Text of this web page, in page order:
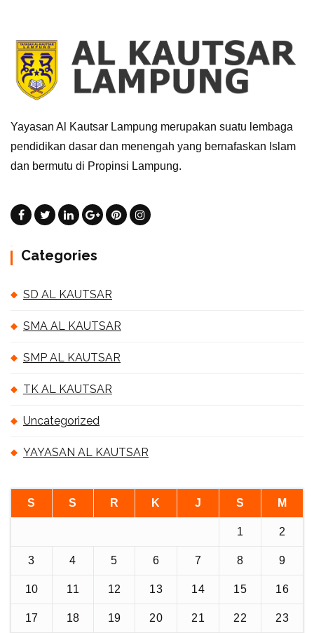
Yayasan Al Kautsar Lampung merupakan suatu lembaga
pendidikan dasar dan menengah yang bernafaskan Islam
dan bermutu di Propinsi Lampung.
Categories
SD AL KAUTSAR
SMA AL KAUTSAR
SMP AL KAUTSAR
TK AL KAUTSAR
Uncategorized
YAYASAN AL KAUTSAR
S S R K J S M
1 2
3 4 5 6 7 8 9
10 11 12 13 14 15 16
17 18 19 20 21 22 23